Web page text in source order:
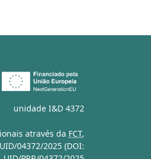
unidade I&D 4372
através da FCT,
UID/04372/2025 (DOI: